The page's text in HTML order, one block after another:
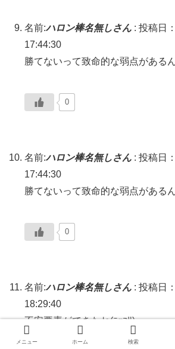
名前:ハロン棒名無しさん : 投稿日
17:44:30
勝てないって致命的な弱点がある
0
名前:ハロン棒名無しさん : 投稿日
17:44:30
勝てないって致命的な弱点がある
0
名前:ハロン棒名無しさん : 投稿日
18:29:40
不安要素ができたね(ﾆｯｺﾘ)
メニュー ホーム 検索